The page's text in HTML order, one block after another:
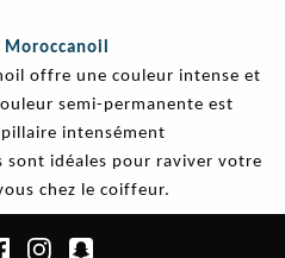
offre une couleur intense et
semi-permanente est
intensément
sont idéales pour raviver votre
chez le coiffeur.